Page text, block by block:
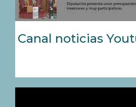
Canal noticias